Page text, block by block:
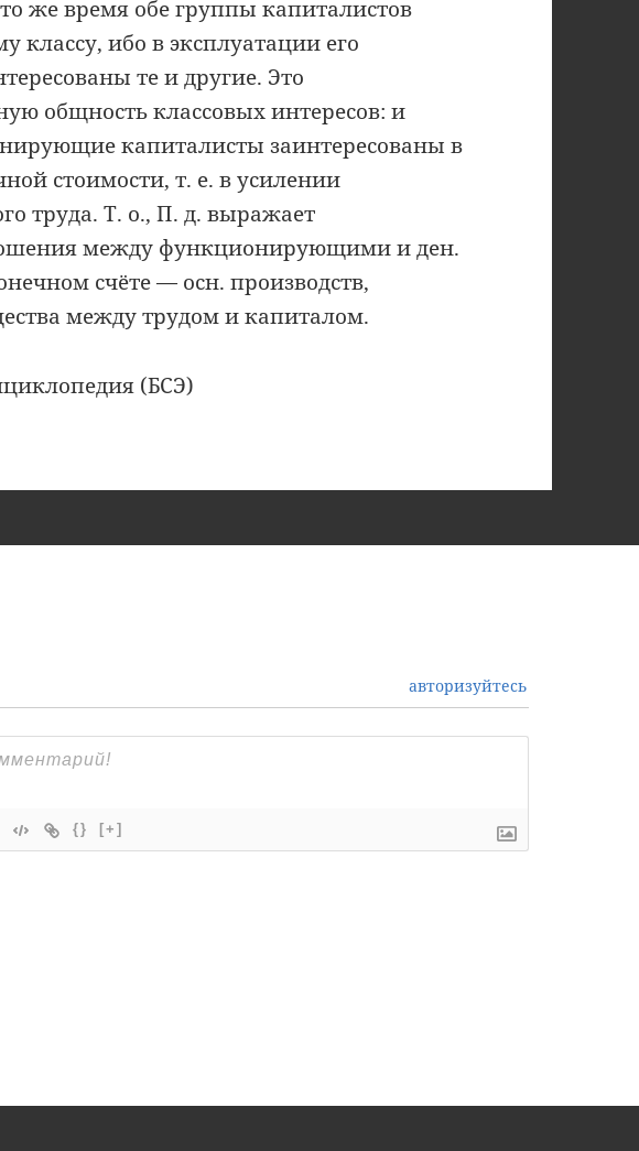
же время обе группы капиталистов
классу, ибо в эксплуатации его
те и другие. Это
общность классовых интересов: и
капиталисты заинтересованы в
стоимости, т. е. в усилении
труда. Т. о., П. д. выражает
между функционирующими и ден.
счёте — осн. производств,
между трудом и капиталом.
(БСЭ)
авторизуйтесь
{} [+]